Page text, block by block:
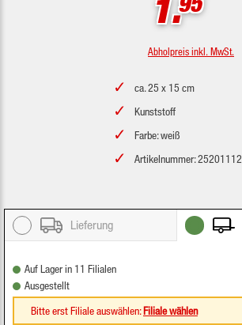
1.
Abholpreis inkl. MwSt.
ca. 25 x 15 cm
Kunststoff
Farbe: weiß
Artikelnummer: 25201112
Lieferung
Auf Lager in 11 Filialen
Ausgestellt
Bitte erst Filiale auswählen:Filiale wählen